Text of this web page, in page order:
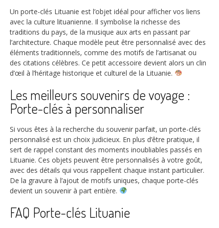
Un porte-clés Lituanie est l’objet idéal pour afficher vos liens
avec la culture lituanienne. Il symbolise la richesse des
traditions du pays, de la musique aux arts en passant par
l’architecture. Chaque modèle peut être personnalisé avec des
éléments traditionnels, comme des motifs de l’artisanat ou
des citations célèbres. Ce petit accessoire devient alors un clin
d’œil à l’héritage historique et culturel de la Lituanie.
Les meilleurs souvenirs de voyage :
Porte-clés à personnaliser
Si vous êtes à la recherche du souvenir parfait, un porte-clés
personnalisé est un choix judicieux. En plus d’être pratique, il
sert de rappel constant des moments inoubliables passés en
Lituanie. Ces objets peuvent être personnalisés à votre goût,
avec des détails qui vous rappellent chaque instant particulier.
De la gravure à l’ajout de motifs uniques, chaque porte-clés
devient un souvenir à part entière.
FAQ Porte-clés Lituanie